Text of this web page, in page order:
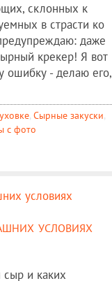
склонных к
в страсти ко
даже
крекер! Я вот
ошибку - делаю его,
, Сырные закуски,
c фото
условиях
сыр и каких